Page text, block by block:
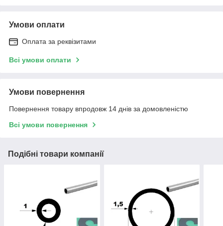
Умови оплати
Оплата за реквізитами
Всі умови оплати
Умови повернення
Повернення товару впродовж 14 днів за домовленістю
Всі умови повернення
Подібні товари компанії